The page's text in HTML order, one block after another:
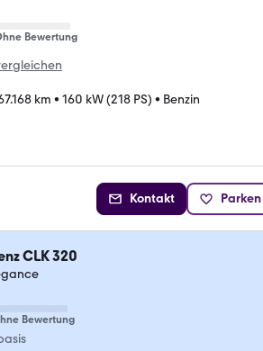
Bewertung
km • 160 kW (218 PS) • Benzin
Kontakt Parken
CLK 320
Bewertung